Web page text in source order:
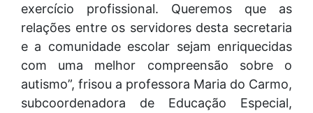
exercício profissional. Queremos que as
relações entre os servidores desta secretaria
e a comunidade escolar sejam enriquecidas
com uma melhor compreensão sobre o
autismo”, frisou a professora Maria do Carmo,
subcoordenadora de Educação Especial,